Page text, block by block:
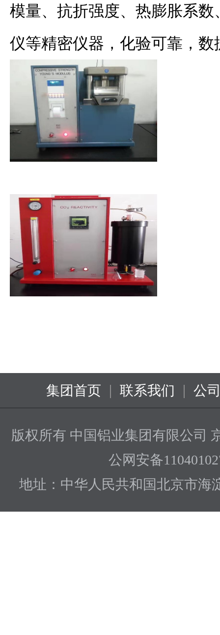
模量、抗折强度、热膨胀系
仪等精密仪器，化验可靠，数
集团首页 | 联系我们 | 公
版权所有 中国铝业集团有限公司
公网安备
地址：中华人民共和国北京市海